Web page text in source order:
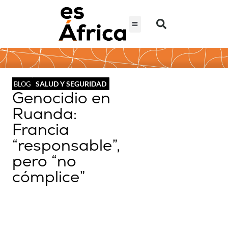
BLOG SALUD Y SEGURIDAD
Genocidio en
Ruanda:
Francia
“responsable”,
pero “no
cómplice”